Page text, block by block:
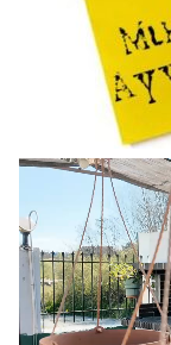
Πρόγραμμα
Αναπαραγωγής
Βίντεο